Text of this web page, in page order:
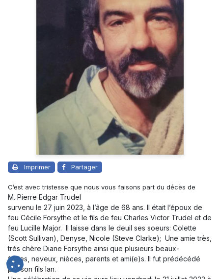
Imprimer Partager
C’est avec tristesse que nous vous faisons part du décès de
M. Pierre Edgar Trudel
survenu le 27 juin 2023, à l’âge de 68 ans. Il était l’époux de
feu Cécile Forsythe et le fils de feu Charles Victor Trudel et de
feu Lucille Major. Il laisse dans le deuil ses soeurs: Colette
(Scott Sullivan), Denyse, Nicole (Steve Clarke); Une amie très,
très chère Diane Forsythe ainsi que plusieurs beaux-
frères, neveux, nièces, parents et ami(e)s. Il fut prédécédé
par son fils Ian.